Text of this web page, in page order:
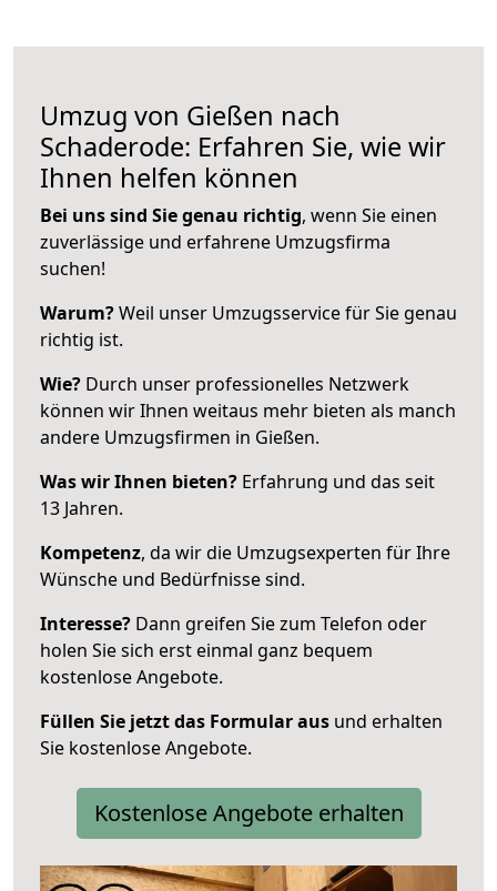
Umzug von Gießen nach
Schaderode: Erfahren Sie, wie wir
Ihnen helfen können
Bei uns sind Sie genau richtig, wenn Sie einen
zuverlässige und erfahrene Umzugsfirma
suchen!
Warum?Weil unser Umzugsservice für Sie genau
richtig ist.
Wie? Durch unser professionelles Netzwerk
können wir Ihnen weitaus mehr bieten als manch
andere Umzugsfirmen in Gießen.
Was wir Ihnen bieten? Erfahrung und das seit
13 Jahren.
Kompetenz, da wir die Umzugsexperten für Ihre
Wünsche und Bedürfnisse sind.
Interesse? Dann greifen Sie zum Telefon oder
holen Sie sich erst einmal ganz bequem
kostenlose Angebote.
Füllen Sie jetzt das Formular aus und erhalten
Sie kostenlose Angebote.
Kostenlose Angebote erhalten